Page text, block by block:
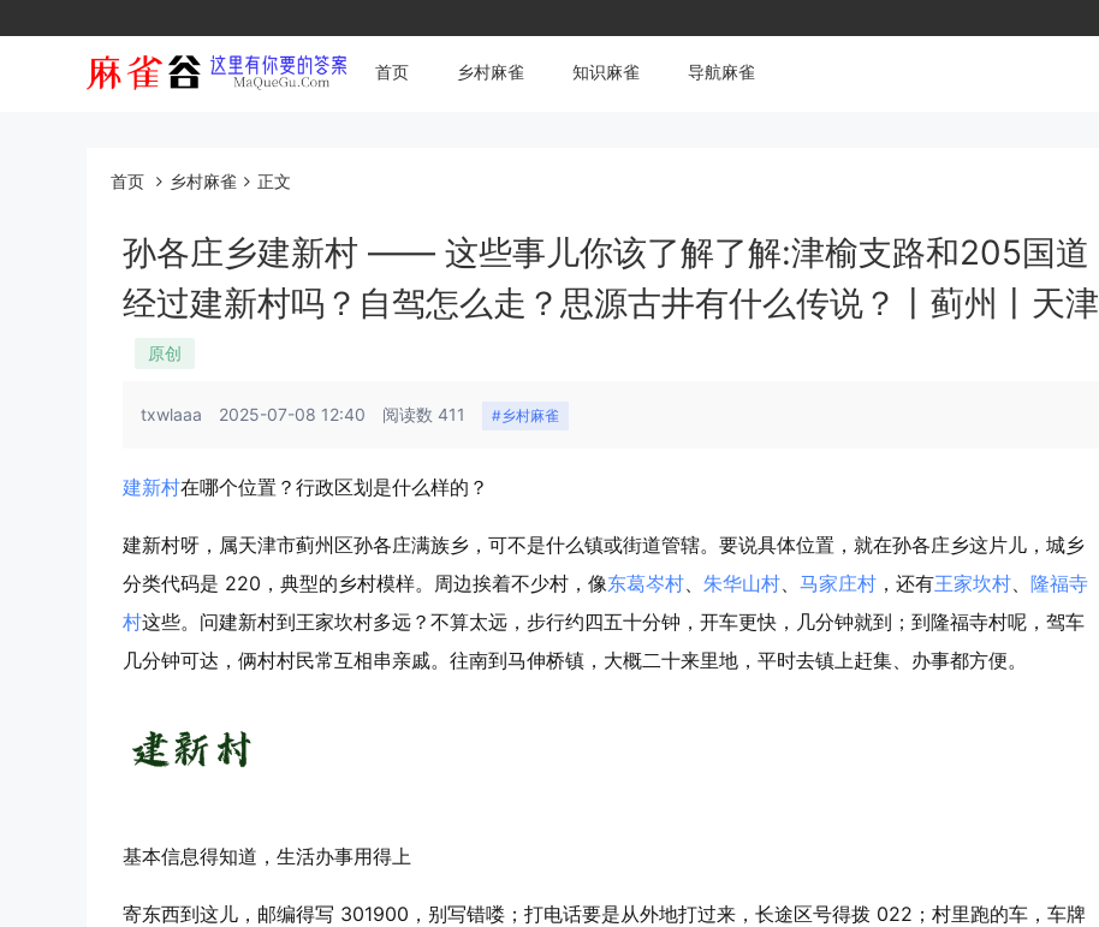
首页 乡村麻雀 知识麻雀 导航麻雀
首页 乡村麻雀 正文
孙各庄乡建新村 —— 这些事儿你该了解了解:津榆支路和205国道
经过建新村吗？自驾怎么走？思源古井有什么传说？丨蓟州丨天津
原创
txwlaaa 2025-07-08 12:40 阅读数 411 #乡村麻雀
建新村在哪个位置？行政区划是什么样的？
建新村呀，属天津市蓟州区孙各庄满族乡，可不是什么镇或街道管辖。要说具体位置，就在孙各庄乡这片儿，城乡
分类代码是 220，典型的乡村模样。周边挨着不少村，像东葛岑村、 朱华山村、 马家庄村 ，还有王家坎村、 隆福寺
村这些。问建新村到王家坎村多远？不算太远，步行约四五十分钟，开车更快，几分钟就到；到隆福寺村呢，驾车
几分钟可达，俩村村民常互相串亲戚。往南到马伸桥镇，大概二十来里地，平时去镇上赶集、办事都方便。
基本信息得知道，生活办事用得上
寄东西到这儿，邮编得写 301900，别写错喽；打电话要是从外地打过来，长途区号得拨 022；村里跑的车，车牌